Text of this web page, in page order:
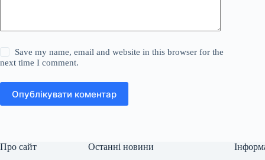
Save my name, email and website in this browser for the
next time I comment.
Опублікувати коментар
Про сайт Останні новини